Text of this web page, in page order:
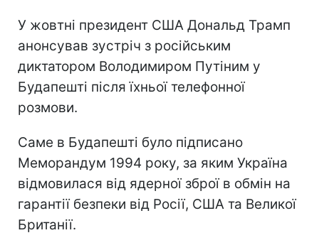
У жовтні президент США Дональд Трамп
анонсував зустріч з російським
диктатором Володимиром Путіним у
Будапешті після їхньої телефонної
розмови.
Саме в Будапешті було підписано
Меморандум 1994 року, за яким Україна
відмовилася від ядерної зброї в обмін на
гарантії безпеки від Росії, США та Великої
Британії.